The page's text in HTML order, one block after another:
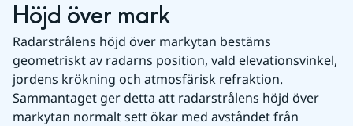
Höjd över mark
Radarstrålens höjd över markytan bestäms
geometriskt av radarns position, vald elevationsvinkel,
jordens krökning och atmosfärisk refraktion.
Sammantaget ger detta att radarstrålens höjd över
markytan normalt sett ökar med avståndet från